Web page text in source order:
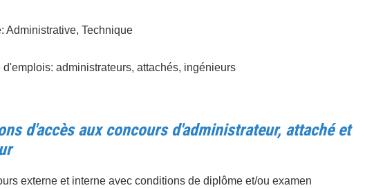
Administrative, Technique
d'emplois: administrateurs, attachés, ingénieurs
d'accès aux concours d'administrateur, attaché et
externe et interne avec conditions de diplôme et/ou examen